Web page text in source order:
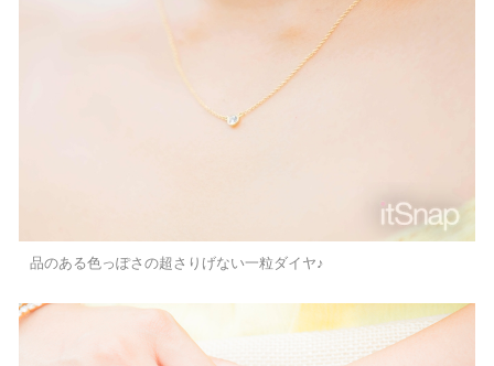
品のある色っぽさの超さりげない一粒ダイヤ♪